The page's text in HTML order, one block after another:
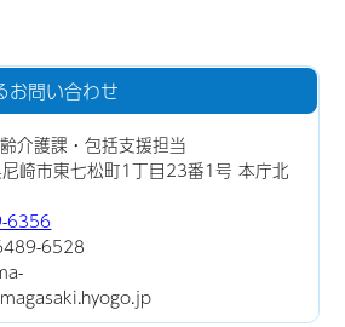
お問い合わせ
護課・包括支援担当
崎市東七松町1丁目23番1号 本庁北
6356
6528